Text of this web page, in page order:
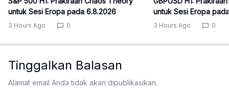
untuk Sesi Eropa pada 6.8.2026
3 Hours Ago 0
untuk Sesi Eropa
3 Hours Ago 0
Tinggalkan Balasan
Alamat email Anda tidak akan dipublikasikan.